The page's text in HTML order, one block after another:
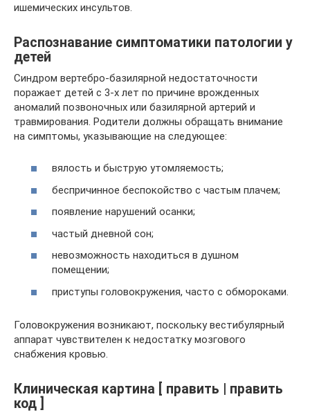
ишемических инсультов.
Распознавание симптоматики патологии у
детей
Синдром вертебро-базилярной недостаточности
поражает детей с 3-х лет по причине врожденных
аномалий позвоночных или базилярной артерий и
травмирования. Родители должны обращать внимание
на симптомы, указывающие на следующее:
вялость и быструю утомляемость;
беспричинное беспокойство с частым плачем;
появление нарушений осанки;
частый дневной сон;
невозможность находиться в душном
помещении;
приступы головокружения, часто с обмороками.
Головокружения возникают, поскольку вестибулярный
аппарат чувствителен к недостатку мозгового
снабжения кровью.
Клиническая картина [ править | править
код ]